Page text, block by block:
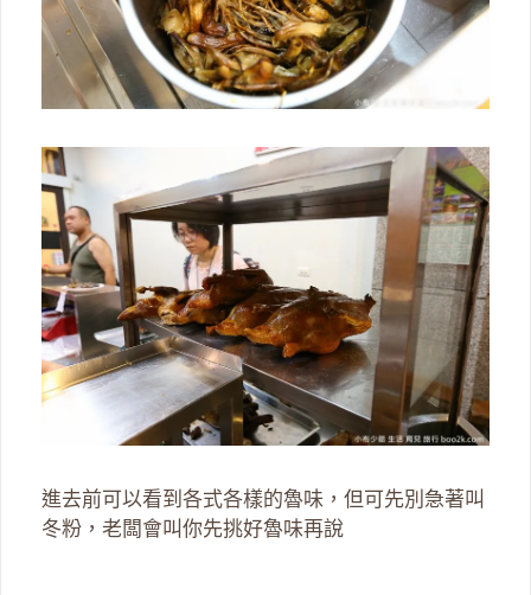
進去前可以看到各式各樣的魯味，但可先別急著叫
冬粉，老闆會叫你先挑好魯味再說